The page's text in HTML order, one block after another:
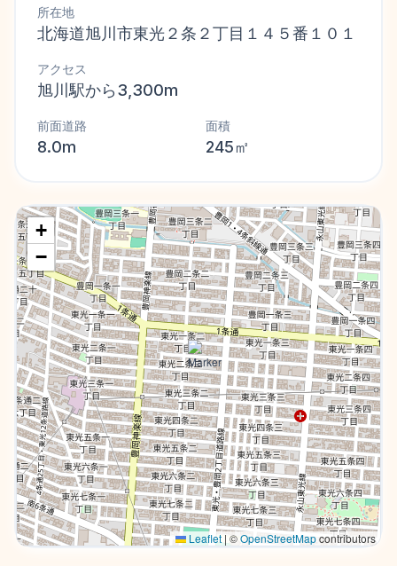
所在地
北海道旭川市東光２条２丁目１４５番１０１
アクセス
旭川駅から3,300m
前面道路
8.0m
面積
245㎡
+
−
Leaflet | ©OpenStreetMapcontributors